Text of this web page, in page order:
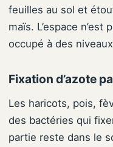
feuilles au sol et
maïs. L’espace
occupé à des
Fixation d’azote
Les haricots, pois,
des bactéries qui
partie reste dans le